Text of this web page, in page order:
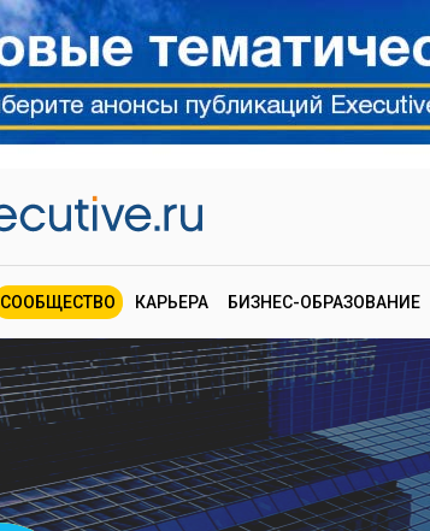
СООБЩЕСТВО КАРЬЕРА БИЗНЕС-ОБРАЗОВАНИЕ